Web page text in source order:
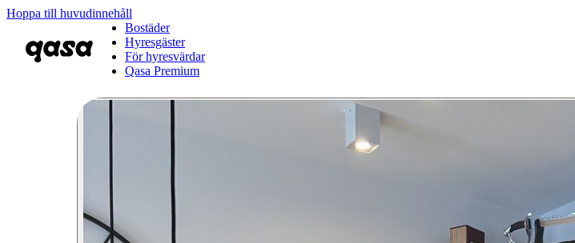
Hoppa till huvudinnehåll
Bostäder
Hyresgäster
För hyresvärdar
Qasa Premium